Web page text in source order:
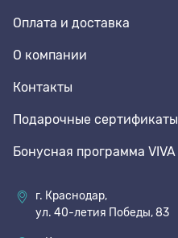
Оплата и доставка
О компании
Контакты
Подарочные сертификаты
Бонусная программа VIVA
г. Краснодар,
ул. 40-летия Победы, 83